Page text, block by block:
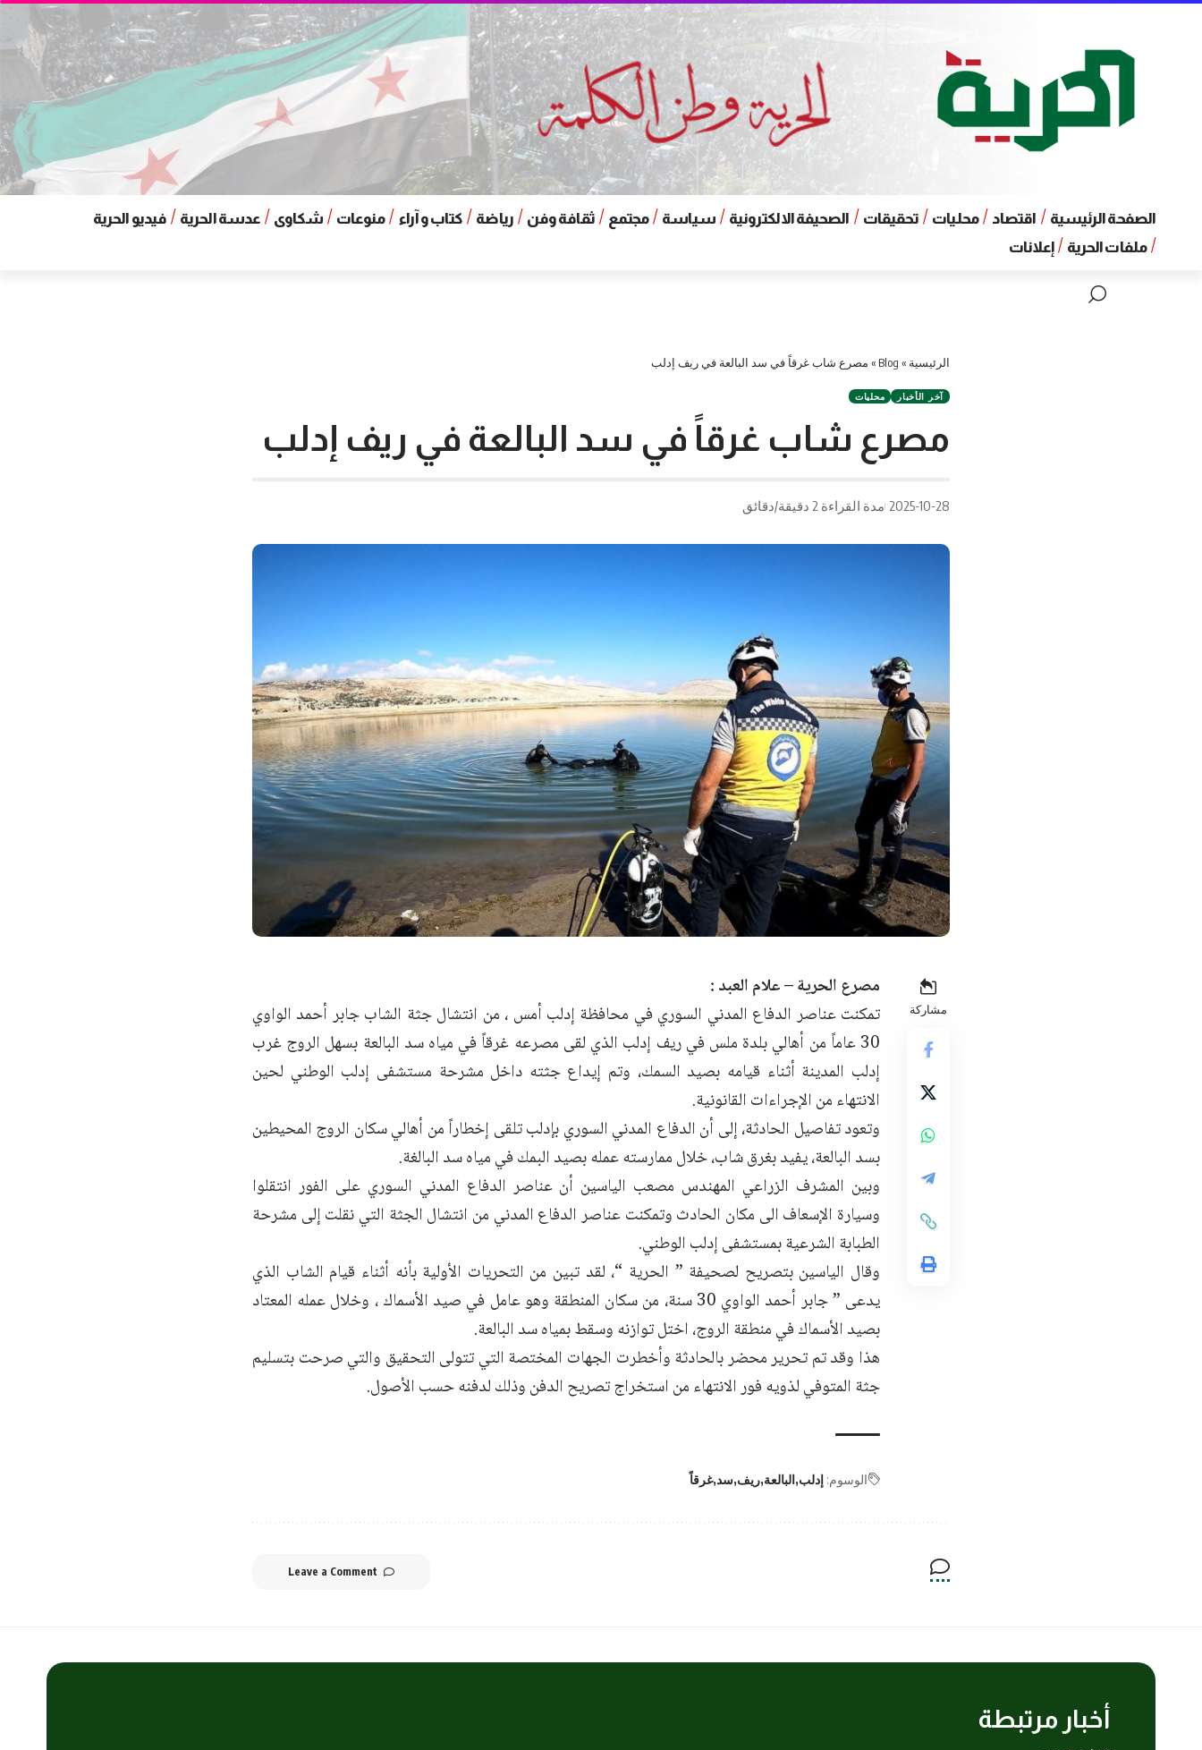
الصفحة الرئيسية اقتصاد محليات تحقيقات الصحيفة الالكترونية سياسة مجتمع ثقافة وفن رياضة كتاب و آراء منوعات شكاوى عدسة الحرية
فيديو الحرية
ملفات الحرية
إعلانات
الرئيسية »
Blog
» مصرع شاب غرقاً في سد البالعة في ريف إدلب
آخر الأخبار محليات
مصرع شاب غرقاً في سد البالعة في ريف إدلب
2025-10-28 مدة القراءة 2 دقيقة/دقائق
مشاركة
مصرع الحرية – علام العبد :
تمكنت عناصر الدفاع المدني السوري في محافظة إدلب أمس ، من انتشال جثة الشاب جابر أحمد الواوي
30 عاماً من أهالي بلدة ملس في ريف إدلب الذي لقى مصرعه غرقاً في مياه سد البالعة بسهل الروج غرب
إدلب المدينة أثناء قيامه بصيد السمك، وتم إيداع جثته داخل مشرحة مستشفى إدلب الوطني لحين
الانتهاء من الإجراءات القانونية.
وتعود تفاصيل الحادثة، إلى أن الدفاع المدني السوري بإدلب تلقى إخطاراً من أهالي سكان الروج المحيطين
بسد البالعة، يفيد بغرق شاب، خلال ممارسته عمله بصيد البمك في مياه سد البالغة.
وبين المشرف الزراعي المهندس مصعب الياسين أن عناصر الدفاع المدني السوري على الفور انتقلوا
وسيارة الإسعاف الى مكان الحادث وتمكنت عناصر الدفاع المدني من انتشال الجثة التي نقلت إلى مشرحة
الطبابة الشرعية بمستشفى إدلب الوطني.
وقال الياسين بتصريح لصحيفة ” الحرية “، لقد تبين من التحريات الأولية بأنه أثناء قيام الشاب الذي
يدعى ” جابر أحمد الواوي 30 سنة، من سكان المنطقة وهو عامل في صيد الأسماك ، وخلال عمله المعتاد
بصيد الأسماك في منطقة الروج، اختل توازنه وسقط بمياه سد البالعة.
هذا وقد تم تحرير محضر بالحادثة وأخطرت الجهات المختصة التي تتولى التحقيق والتي صرحت بتسليم
جثة المتوفي لذويه فور الانتهاء من استخراج تصريح الدفن وذلك لدفنه حسب الأصول.
الوسوم: إدلب البالعة ريف سد غرقاً
Leave a Comment
أخبار مرتبطة